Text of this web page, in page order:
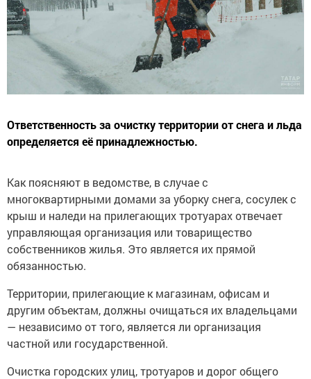
Ответственность за очистку территории от снега и льда
определяется её принадлежностью.
Как поясняют в ведомстве, в случае с
многоквартирными домами за уборку снега, сосулек с
крыш и наледи на прилегающих тротуарах отвечает
управляющая организация или товарищество
собственников жилья. Это является их прямой
обязанностью.
Территории, прилегающие к магазинам, офисам и
другим объектам, должны очищаться их владельцами
— независимо от того, является ли организация
частной или государственной.
Очистка городских улиц, тротуаров и дорог общего